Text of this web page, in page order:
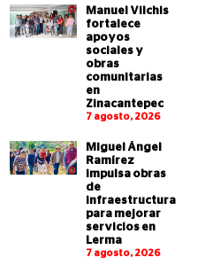
Manuel Vilchis
fortalece
apoyos
sociales y
obras
comunitarias
en
Zinacantepec
7 agosto, 2026
Miguel Ángel
Ramírez
impulsa obras
de
infraestructura
para mejorar
servicios en
Lerma
7 agosto, 2026